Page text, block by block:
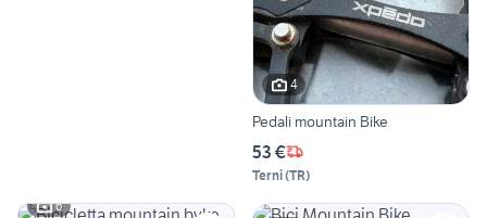
4
Pedali mountain Bike
53 €
Terni(TR)
6